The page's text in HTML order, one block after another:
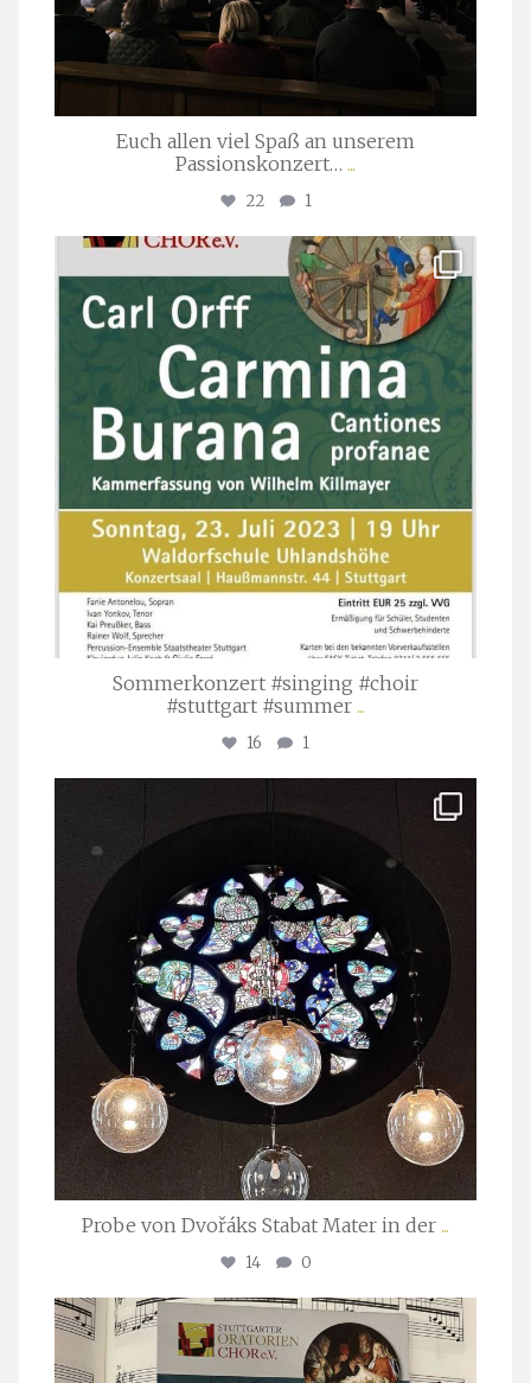
Euch allen viel Spaß an unserem
Passionskonzert… ...
22 1
stuttgarter_oratorienchor
Juli 22
Sommerkonzert #singing #choir
#stuttgart #summer ...
16 1
Apr. 1
Probe von Dvořáks Stabat Mater in der ...
14 0
stuttgarter_oratorienchor
Nov. 29